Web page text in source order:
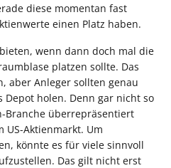
diese momentan fast
einen Platz haben.
wenn dann doch mal die
platzen sollte. Das
aber Anleger sollten genau
Depot holen. Denn gar nicht so
Branche überrepräsentiert
US-Aktienmarkt. Um
könnte es für viele sinnvoll
Das gilt nicht erst